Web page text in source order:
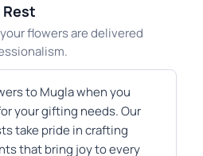
flowers are delivered
to Mugla when you
your gifting needs. Our
take pride in crafting
that bring joy to every